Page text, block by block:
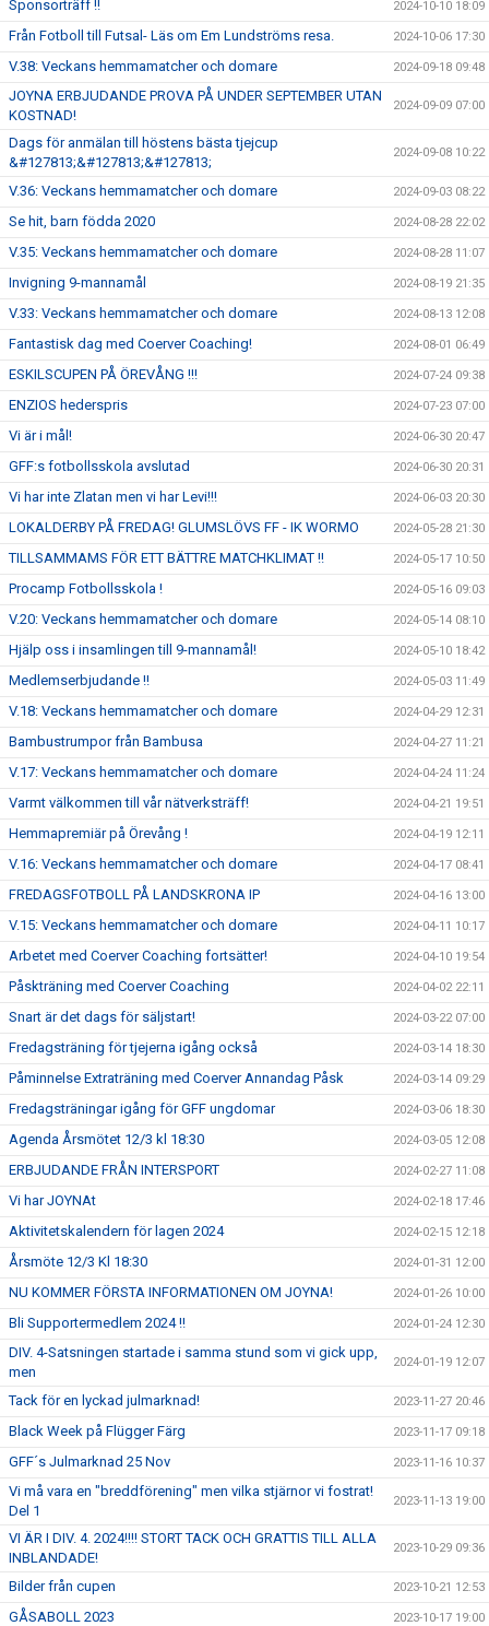
Sponsorträff !! 2024-10-10 18:09
Från Fotboll till Futsal- Läs om Em Lundströms resa. 2024-10-06 17:30
V.38: Veckans hemmamatcher och domare 2024-09-18 09:48
JOYNA ERBJUDANDE PROVA PÅ UNDER SEPTEMBER UTAN
KOSTNAD!
2024-09-09 07:00
Dags för anmälan till höstens bästa tjejcup
&#127813;&#127813;&#127813;
2024-09-08 10:22
V.36: Veckans hemmamatcher och domare 2024-09-03 08:22
Se hit, barn födda 2020 2024-08-28 22:02
V.35: Veckans hemmamatcher och domare 2024-08-28 11:07
Invigning 9-mannamål 2024-08-19 21:35
V.33: Veckans hemmamatcher och domare 2024-08-13 12:08
Fantastisk dag med Coerver Coaching! 2024-08-01 06:49
ESKILSCUPEN PÅ ÖREVÅNG !!! 2024-07-24 09:38
ENZIOS hederspris 2024-07-23 07:00
Vi är i mål! 2024-06-30 20:47
GFF:s fotbollsskola avslutad 2024-06-30 20:31
Vi har inte Zlatan men vi har Levi!!! 2024-06-03 20:30
LOKALDERBY PÅ FREDAG! GLUMSLÖVS FF - IK WORMO 2024-05-28 21:30
TILLSAMMAMS FÖR ETT BÄTTRE MATCHKLIMAT !! 2024-05-17 10:50
Procamp Fotbollsskola ! 2024-05-16 09:03
V.20: Veckans hemmamatcher och domare 2024-05-14 08:10
Hjälp oss i insamlingen till 9-mannamål! 2024-05-10 18:42
Medlemserbjudande !! 2024-05-03 11:49
V.18: Veckans hemmamatcher och domare 2024-04-29 12:31
Bambustrumpor från Bambusa 2024-04-27 11:21
V.17: Veckans hemmamatcher och domare 2024-04-24 11:24
Varmt välkommen till vår nätverksträff! 2024-04-21 19:51
Hemmapremiär på Örevång ! 2024-04-19 12:11
V.16: Veckans hemmamatcher och domare 2024-04-17 08:41
FREDAGSFOTBOLL PÅ LANDSKRONA IP 2024-04-16 13:00
V.15: Veckans hemmamatcher och domare 2024-04-11 10:17
Arbetet med Coerver Coaching fortsätter! 2024-04-10 19:54
Påskträning med Coerver Coaching 2024-04-02 22:11
Snart är det dags för säljstart! 2024-03-22 07:00
Fredagsträning för tjejerna igång också 2024-03-14 18:30
Påminnelse Extraträning med Coerver Annandag Påsk 2024-03-14 09:29
Fredagsträningar igång för GFF ungdomar 2024-03-06 18:30
Agenda Årsmötet 12/3 kl 18:30 2024-03-05 12:08
ERBJUDANDE FRÅN INTERSPORT 2024-02-27 11:08
Vi har JOYNAt 2024-02-18 17:46
Aktivitetskalendern för lagen 2024 2024-02-15 12:18
Årsmöte 12/3 Kl 18:30 2024-01-31 12:00
NU KOMMER FÖRSTA INFORMATIONEN OM JOYNA! 2024-01-26 10:00
Bli Supportermedlem 2024 !! 2024-01-24 12:30
DIV. 4-Satsningen startade i samma stund som vi gick upp,
men
2024-01-19 12:07
Tack för en lyckad julmarknad! 2023-11-27 20:46
Black Week på Flügger Färg 2023-11-17 09:18
GFF´s Julmarknad 25 Nov 2023-11-16 10:37
Vi må vara en "breddförening" men vilka stjärnor vi fostrat!
Del 1
2023-11-13 19:00
VI ÄR I DIV. 4. 2024!!!! STORT TACK OCH GRATTIS TILL ALLA
INBLANDADE!
2023-10-29 09:36
Bilder från cupen 2023-10-21 12:53
GÅSABOLL 2023 2023-10-17 19:00